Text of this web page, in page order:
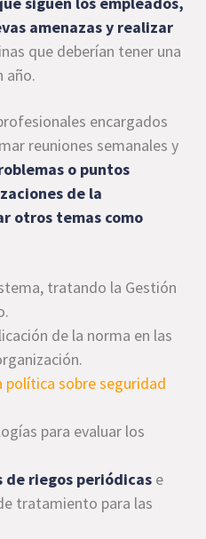
amenazas y realizar
que deberían tener una
año.
encargados
reuniones semanales y
o puntos
de la
otros temas como
tratando la Gestión
de la norma en las
política sobre seguridad
para evaluar los
de riegos periódicas e
tratamiento para las